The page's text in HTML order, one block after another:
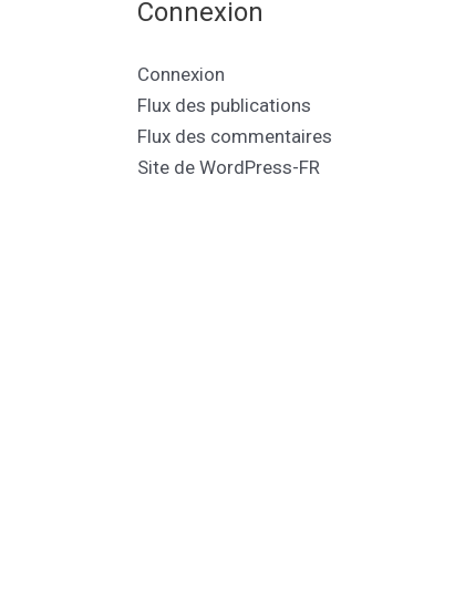
Connexion
Connexion
Flux des publications
Flux des commentaires
Site de WordPress-FR